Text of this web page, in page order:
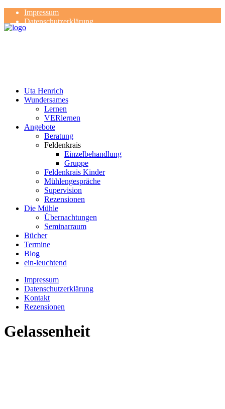
Impressum
Datenschutzerklärung
Kontakt
Uta Henrich
Wundersames
Lernen
VERlernen
Angebote
Beratung
Feldenkrais
Einzelbehandlung
Gruppe
Feldenkrais Kinder
Mühlengespräche
Supervision
Rezensionen
Die Mühle
Übernachtungen
Seminarraum
Bücher
Termine
Blog
ein-leuchtend
Impressum
Datenschutzerklärung
Kontakt
Rezensionen
Gelassenheit